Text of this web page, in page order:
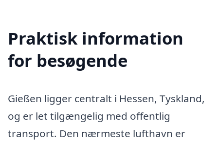
Praktisk information
for besøgende
Gießen ligger centralt i Hessen, Tyskland,
og er let tilgængelig med offentlig
transport. Den nærmeste lufthavn er